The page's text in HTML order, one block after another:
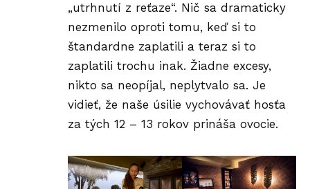
„utrhnutí z reťaze“. Nič sa dramaticky
nezmenilo oproti tomu, keď si to
štandardne zaplatili a teraz si to
zaplatili trochu inak. Žiadne excesy,
nikto sa neopíjal, neplytvalo sa. Je
vidieť, že naše úsilie vychovávať hosťa
za tých 12 – 13 rokov prináša ovocie.